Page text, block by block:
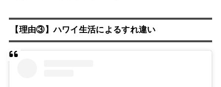
【理由③】ハワイ生活によるすれ違い